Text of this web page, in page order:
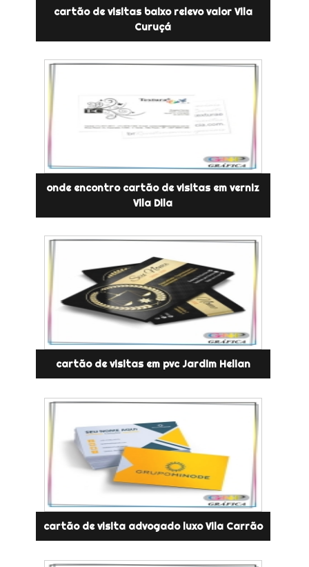
cartão de visitas baixo relevo valor Vila
Curuçá
onde encontro cartão de visitas em verniz
Vila Dila
cartão de visitas em pvc Jardim Helian
cartão de visita advogado luxo Vila Carrão